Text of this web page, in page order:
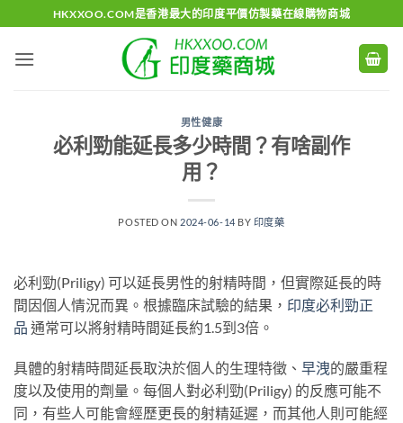
to
content
HKXXOO.COM是香港最大的印度平價仿製藥在線購物商城
男性健康
必利勁能延長多少時間？有啥副作
用？
POSTED ON 2024-06-14 BY 印度藥
必利勁(Priligy) 可以延長男性的射精時間，但實際延長的時
間因個人情況而異。根據臨床試驗的結果， 印度必利勁正
品 通常可以將射精時間延長約1.5到3倍。
具體的射精時間延長取決於個人的生理特徵、 早洩的嚴重程
度以及使用的劑量。每個人對必利勁(Priligy) 的反應可能不
同，有些人可能會經歷更長的射精延遲，而其他人則可能經